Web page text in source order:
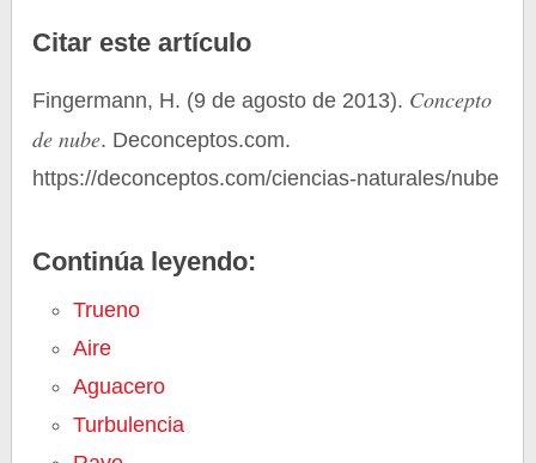
Citar este artículo
Fingermann, H. (9 de agosto de 2013). Concepto
de nube. Deconceptos.com.
https://deconceptos.com/ciencias-naturales/nube
Continúa leyendo:
Trueno
Aire
Aguacero
Turbulencia